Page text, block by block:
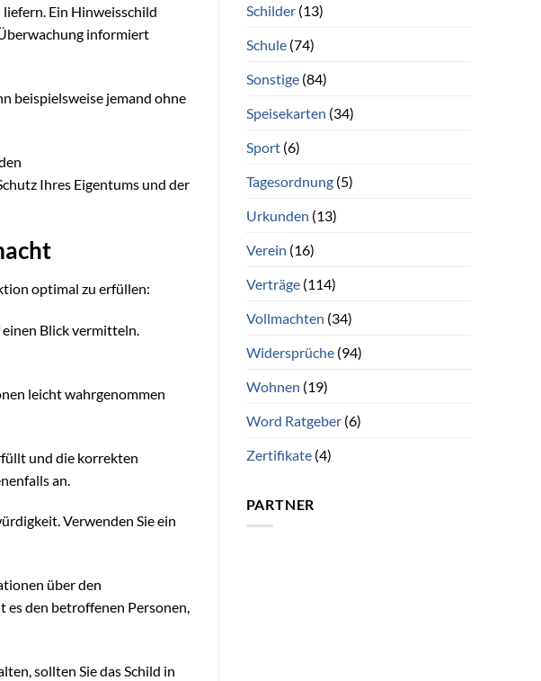
Ein Hinweisschild
informiert
beispielsweise jemand ohne
Ihres Eigentums und der
optimal zu erfüllen:
Blick vermitteln.
leicht wahrgenommen
und die korrekten
an.
Verwenden Sie ein
über den
den betroffenen Personen,
sollten Sie das Schild in
Schilder(13)
Schule(74)
Sonstige(84)
Speisekarten (34)
Sport(6)
Tagesordnung(5)
Urkunden (13)
Verein (16)
Verträge(114)
Vollmachten (34)
Widersprüche(94)
Wohnen (19)
Word Ratgeber(6)
Zertifikate(4)
PARTNER